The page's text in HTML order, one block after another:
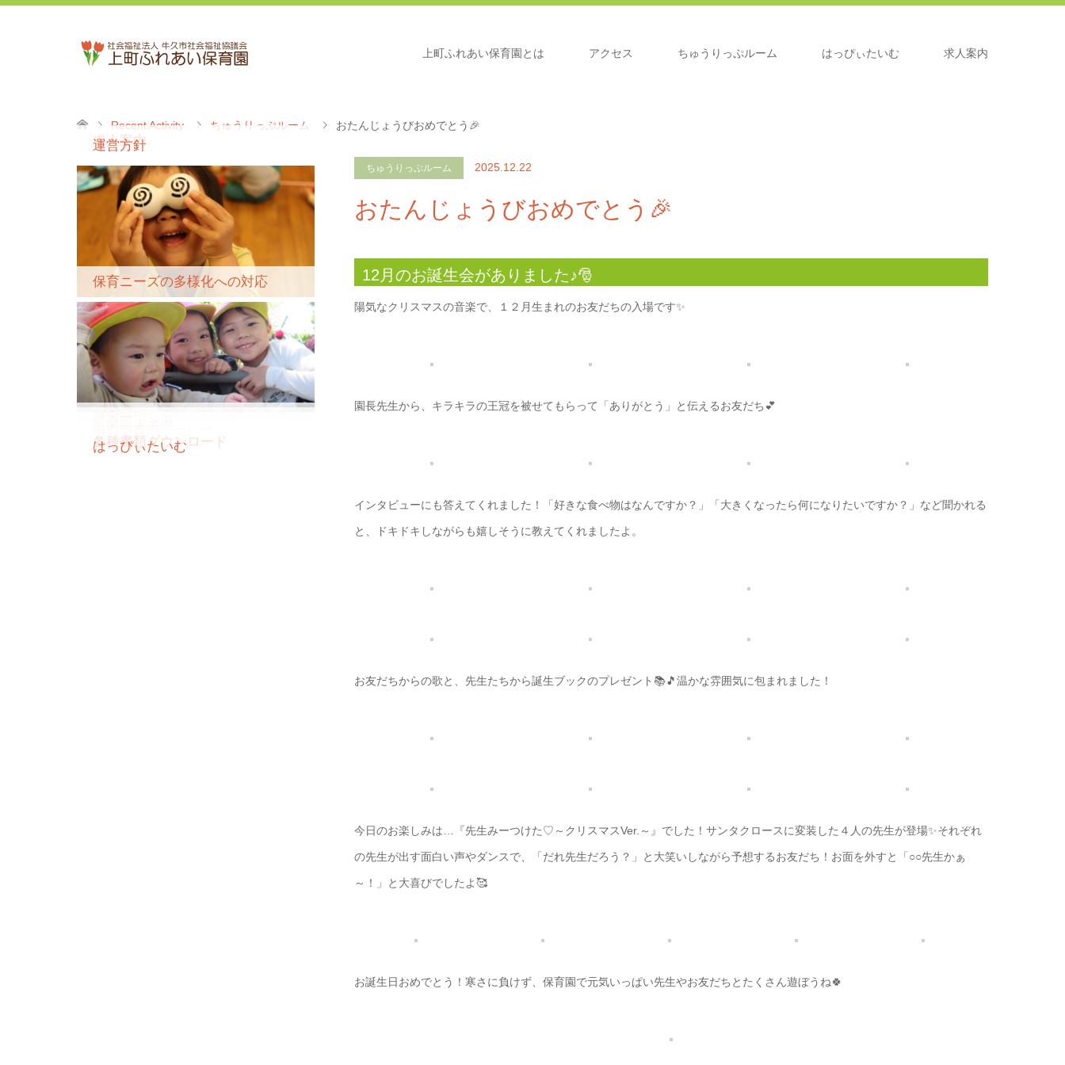
上町ふれあい保育園とは アクセス ちゅうりっぷルーム はっぴぃたいむ 求人案内
Recent Activity ちゅうりっぷルーム おたんじょうびおめでとう🎉
ちゅうりっぷルーム 2025.12.22
おたんじょうびおめでとう🎉
12月のお誕生会がありました♪🎅
陽気なクリスマスの音楽で、１２月生まれのお友だちの入場です✨
園長先生から、キラキラの王冠を被せてもらって「ありがとう」と伝えるお友だち💕
インタビューにも答えてくれました！「好きな食べ物はなんですか？」「大きくなったら何になりたいですか？」など聞かれる
と、ドキドキしながらも嬉しそうに教えてくれましたよ。
お友だちからの歌と、先生たちから誕生ブックのプレゼント📚🎵温かな雰囲気に包まれました！
今日のお楽しみは…『先生みーつけた♡～クリスマスVer.～』でした！サンタクロースに変装した４人の先生が登場✨それぞれ
の先生が出す面白い声やダンスで、「だれ先生だろう？」と大笑いしながら予想するお友だち！お面を外すと「○○先生かぁ
～！」と大喜びでしたよ🥰
お誕生日おめでとう！寒さに負けず、保育園で元気いっぱい先生やお友だちとたくさん遊ぼうね🍀
求人案内
運営方針
保育ニーズの多様化への対応
保育目標
保育園の一日
年間行事予定
保育園見学について
アクセス
各種書類ダウンロード
はっぴぃたいむ